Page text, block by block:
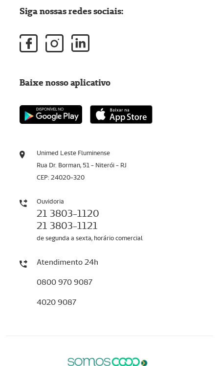
Unimed Leste Fluminense
Rua Dr. Borman, 51 - Niterói - RJ
CEP: 24020-320
Ouvidoria
21 3803-1120
21 3803-1121
de segunda a sexta, horário comercial
Atendimento 24h
0800 970 9087
4020 9087
Siga nossas redes sociais:
Baixe nosso aplicativo